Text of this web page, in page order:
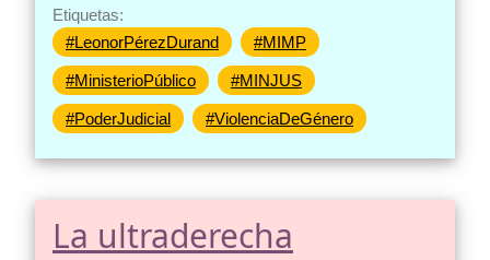
Etiquetas:
#LeonorPérezDurand
#MIMP
#MinisterioPúblico #MINJUS
#PoderJudicial #ViolenciaDeGénero
La ultraderecha